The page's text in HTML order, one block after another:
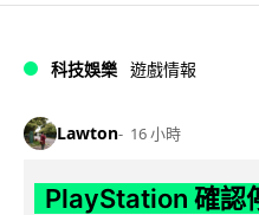
科技娛樂 遊戲情報
Lawton 16 小時
PlayStation 確認